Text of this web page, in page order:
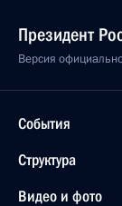
Президент
Версия
События
Структура
Видео и фото